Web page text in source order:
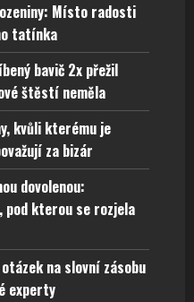
Místo radosti
tatínka
bavič 2x přežil
štěstí neměla
kvůli kterému je
za bizár
dovolenou:
kterou se rozjela
na slovní zásobu
experty